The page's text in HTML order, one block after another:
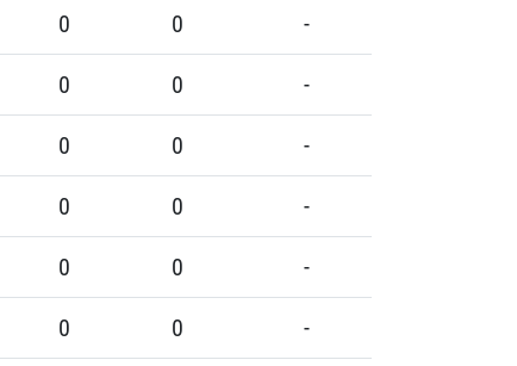
0 0 -
0 0 -
0 0 -
0 0 -
0 0 -
0 0 -